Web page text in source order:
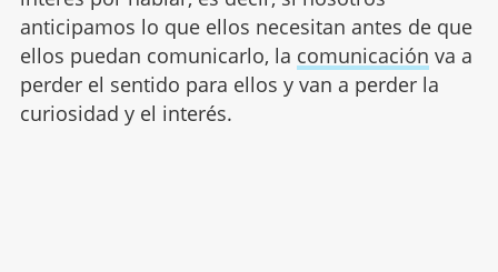
anticipamos lo que ellos necesitan antes de que
ellos puedan comunicarlo, la comunicación va a
perder el sentido para ellos y van a perder la
curiosidad y el interés.